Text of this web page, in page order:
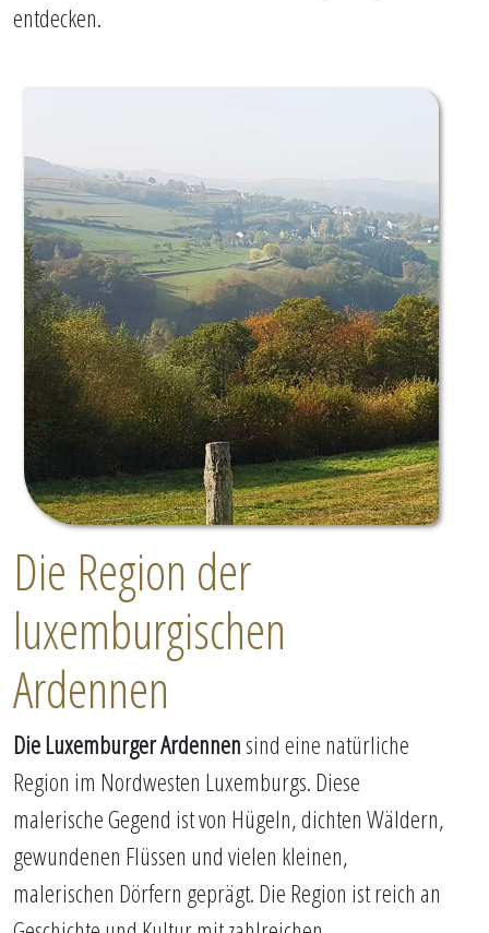
entdecken.
Die Region der
luxemburgischen
Ardennen
Die Luxemburger Ardennensind eine natürliche
Region im Nordwesten Luxemburgs. Diese
malerische Gegend ist von Hügeln, dichten Wäldern,
gewundenen Flüssen und vielen kleinen,
malerischen Dörfern geprägt. Die Region ist reich an